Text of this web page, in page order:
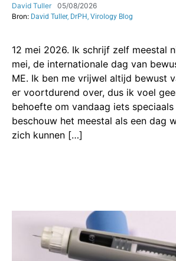
David Tuller
05/08/2026
Bron: David Tuller, DrPH, Virology Blog
12 mei 2026. Ik schrijf zelf meestal
mei, de internationale dag van
ME. Ik ben me vrijwel altijd bewust
er voortdurend over, dus ik voel
behoefte om vandaag iets
beschouw het meestal als een dag
zich kunnen […]